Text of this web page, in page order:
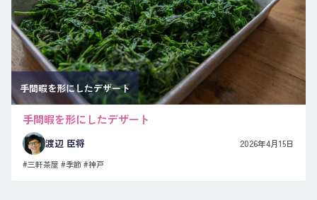
手間暇を形にしたデザート
手間暇を形にしたデザート
渡辺 臣将 2026年4月15日
#三軒茶屋 #季節#神戸